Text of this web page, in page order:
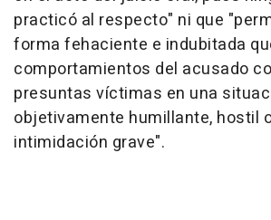
practicó al respecto" ni que
forma fehaciente e indubitada
comportamientos del acusado
presuntas víctimas en una
objetivamente humillante, hostil
intimidación grave".